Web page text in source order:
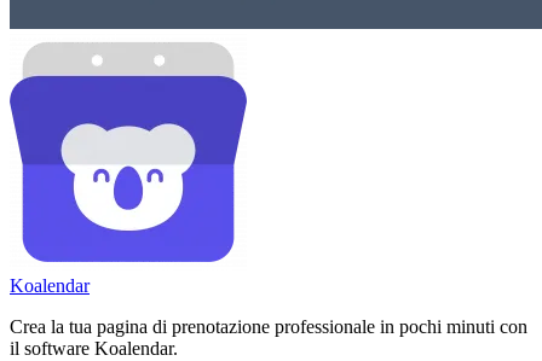
Koalendar
Crea la tua pagina di prenotazione professionale in pochi minuti con
il software Koalendar.